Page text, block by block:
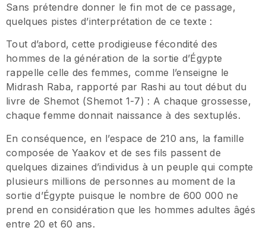
Sans prétendre donner le fin mot de ce passage,
quelques pistes d’interprétation de ce texte :
Tout d’abord, cette prodigieuse fécondité des
hommes de la génération de la sortie d’Égypte
rappelle celle des femmes, comme l’enseigne le
Midrash Raba, rapporté par Rashi au tout début du
livre de Shemot (Shemot 1-7) : A chaque grossesse,
chaque femme donnait naissance à des sextuplés.
En conséquence, en l’espace de 210 ans, la famille
composée de Yaakov et de ses fils passent de
quelques dizaines d’individus à un peuple qui compte
plusieurs millions de personnes au moment de la
sortie d’Égypte puisque le nombre de 600 000 ne
prend en considération que les hommes adultes âgés
entre 20 et 60 ans.